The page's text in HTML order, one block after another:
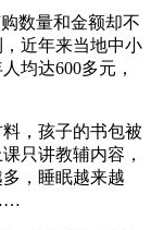
数量和金额却不
近年来当地中小
均达600多元，
，孩子的书包被
只讲教辅内容，
，睡眠越来越